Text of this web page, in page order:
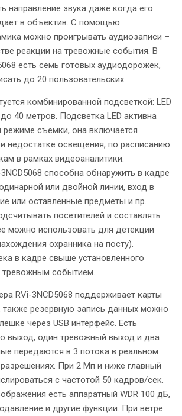
направление звука даже когда его
в объектив. С помощью
можно проигрывать аудиозаписи –
реакции на тревожные события. В
есть семь готовых аудиодорожек,
до 20 пользовательских.
комбинированной подсветкой: LED
40 метров. Подсветка LED активна
съемки, она включается
недостатке освещения, по расписанию
в рамках видеоаналитики.
способна обнаружить в кадре
или двойной линии, вход в
или оставленные предметы и пр.
посетителей и составлять
можно использовать для детекции
охранника на посту).
в кадре свыше установленного
тревожным событием.
RVi-3NCD5068 поддерживает карты
также резервную запись данных можно
через USB интерфейс. Есть
выход, один тревожный выход и два
передаются в 3 потока в реальном
При 2 Мп и ниже главный
с частотой 50 кадров/сек.
есть аппаратный WDR 100 дБ,
и другие функции. При ветре